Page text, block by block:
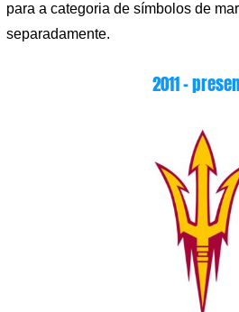
para a categoria de símbolos de
separadamente.
2011 –